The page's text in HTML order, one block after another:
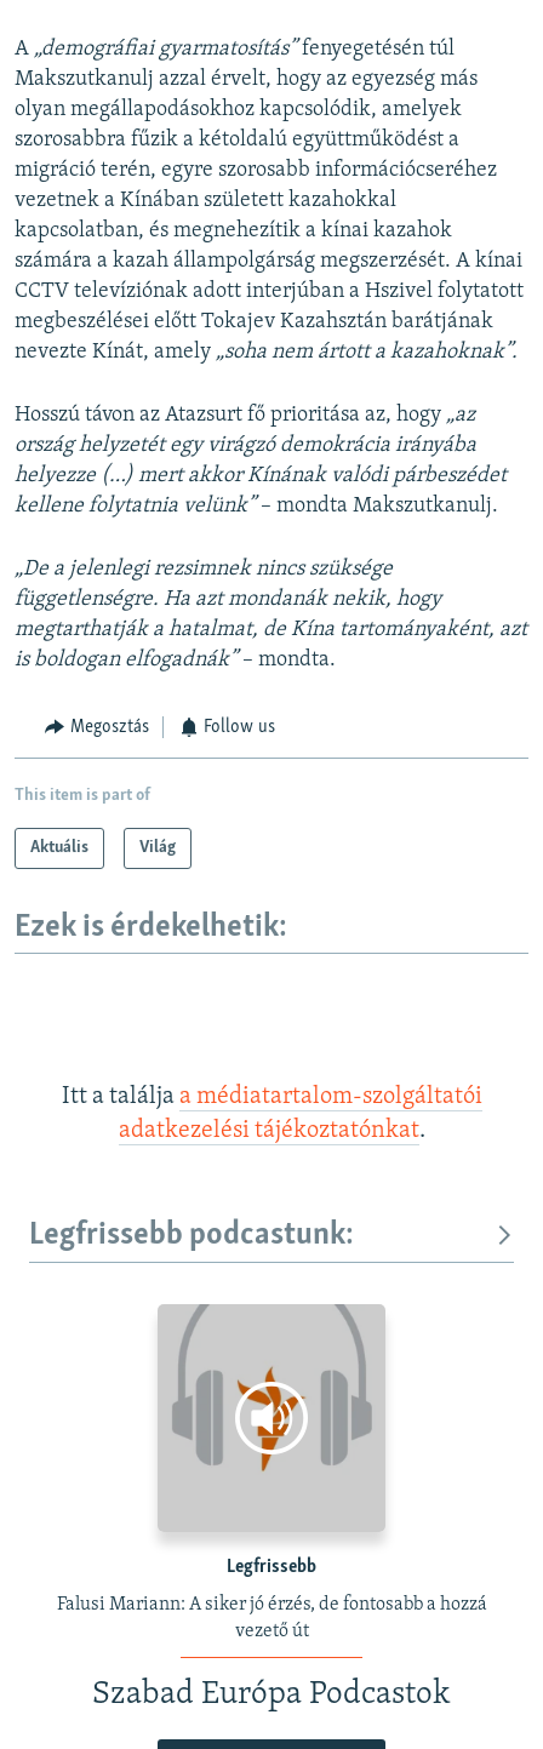
A „demográfiai gyarmatosítás”fenyegetésén túl
Makszutkanulj azzal érvelt, hogy az egyezség más
olyan megállapodásokhoz kapcsolódik, amelyek
szorosabbra fűzik a kétoldalú együttműködést a
migráció terén, egyre szorosabb információcseréhez
vezetnek a Kínában született kazahokkal
kapcsolatban, és megnehezítik a kínai kazahok
számára a kazah állampolgárság megszerzését. A kínai
CCTV televíziónak adott interjúban a Hszivel folytatott
megbeszélései előtt Tokajev Kazahsztán barátjának
nevezte Kínát, amely „soha nem ártott a kazahoknak”.
Hosszú távon az Atazsurt fő prioritása az, hogy „az
ország helyzetét egy virágzó demokrácia irányába
helyezze (…) mert akkor Kínának valódi párbeszédet
kellene folytatnia velünk” – mondta Makszutkanulj.
„De a jelenlegi rezsimnek nincs szüksége
függetlenségre. Ha azt mondanák nekik, hogy
megtarthatják a hatalmat, de Kína tartományaként, azt
is boldogan elfogadnák”– mondta.
Megosztás Follow us
This item is part of
Aktuális Világ
Ezek is érdekelhetik:
Itt a találja a médiatartalom-szolgáltatói
adatkezelési tájékoztatónkat.
Legfrissebb podcastunk:
Legfrissebb
Falusi Mariann: A siker jó érzés, de fontosabb a hozzá
vezető út
Szabad Európa Podcastok